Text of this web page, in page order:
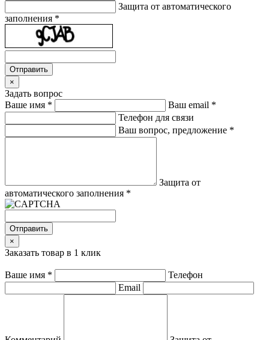
Защита от автоматического
заполнения *
Отправить
×
Задать вопрос
Ваше имя * Ваш email *
Телефон для связи
Ваш вопрос, предложение *
Защита от
автоматического заполнения *
Отправить
×
Заказать товар в 1 клик
Ваше имя *
Телефон
Email